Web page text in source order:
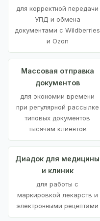
для корректной передачи
УПД и обмена
документами с Wildberries
и Ozon
Массовая отправка
документов
для экономии времени
при регулярной рассылке
типовых документов
тысячам клиентов
Диадок для медицины
и клиник
для работы с
маркировкой лекарств и
электронными рецептами